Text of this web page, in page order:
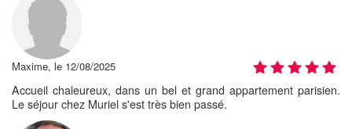
Maxime, le 12/08/2025
Accueil chaleureux, dans un bel et grand appartement parisien.
Le séjour chez Muriel s'est très bien passé.